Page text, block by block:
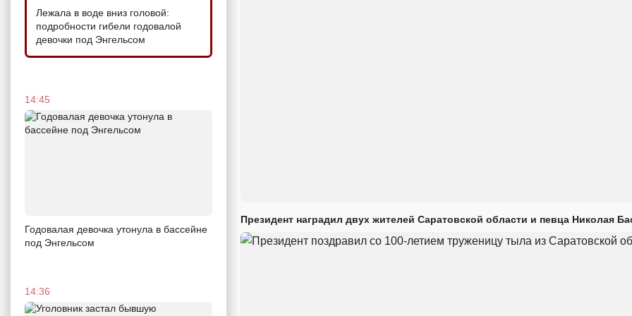
Лежала в воде вниз головой:
подробности гибели годовалой
девочки под Энгельсом
14:45
Годовалая девочка утонула в бассейне
под Энгельсом
14:36
Президент наградил двух жителей Саратовской области и певца Николая